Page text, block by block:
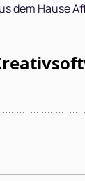
dem Hause